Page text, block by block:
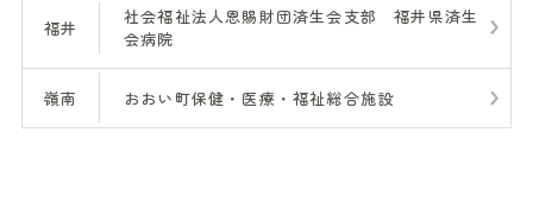
福井
社会福祉法人恩賜財団済生会支部 福井県済生
会病院
嶺南 おおい町保健・医療・福祉総合施設